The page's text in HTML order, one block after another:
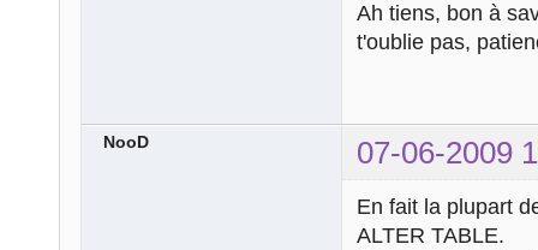
Ah tiens, bon à
t'oublie pas,
NooD 07-06-2009
En fait la plupart
ALTER TABLE.